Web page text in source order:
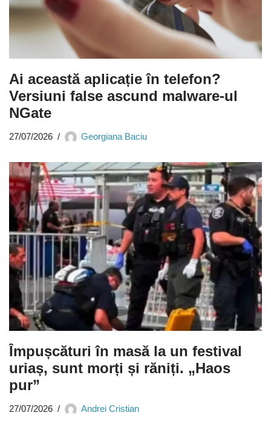
Ai această aplicație în telefon?
Versiuni false ascund malware-ul
NGate
27/07/2026 Georgiana Baciu
Împușcături în masă la un festival
uriaș, sunt morți și răniți. „Haos
pur”
27/07/2026 Andrei Cristian